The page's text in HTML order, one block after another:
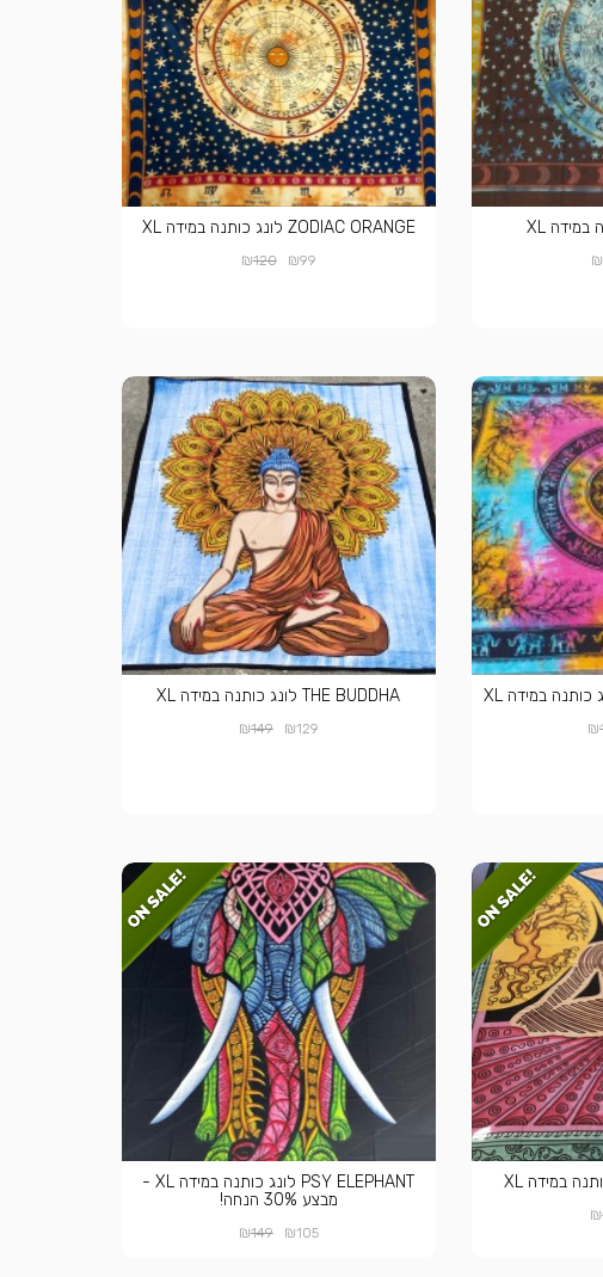
₪
ZODIAC ORANGE לונג כותנה במידה XL
₪99
₪120
₪
THE BUDDHA לונג כותנה במידה XL
₪129
₪149
₪
PSY ELEPHANT לונג כותנה במידה XL -
מבצע 30% הנחה!
₪105
₪149